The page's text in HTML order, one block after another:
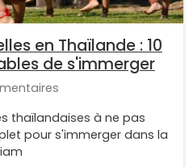
en Thaïlande : 10
de s'immerger
thaïlandaises à ne pas
pour s'immerger dans la